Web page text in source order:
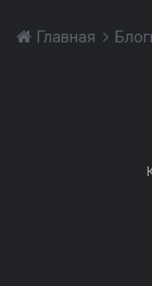
Главная